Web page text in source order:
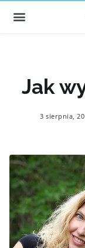
Jak
3 sierpnia,